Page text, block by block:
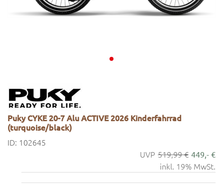
Puky CYKE 20-7 Alu ACTIVE 2026 Kinderfahrrad
(turquoise/black)
ID: 102645
519,99 € 449,- €
inkl. 19% MwSt.